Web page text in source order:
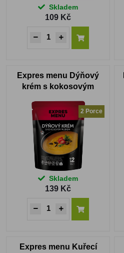
Skladem
109 Kč
Expres menu Dýňový
krém s kokosovým
2 Porce
Skladem
139 Kč
Expres menu Kuřecí